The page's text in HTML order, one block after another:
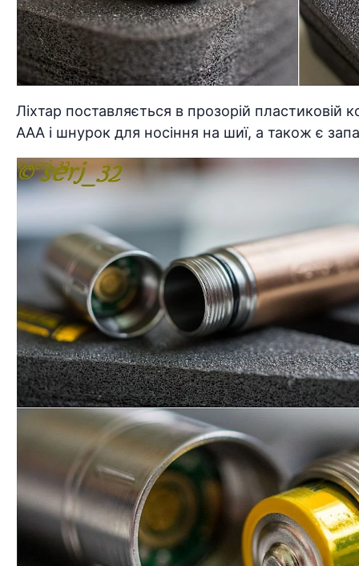
Ліхтар поставляється в прозорій пластиковій
ААА і шнурок для носіння на шиї, а також є